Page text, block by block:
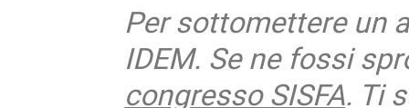
Per sottomettere un
IDEM. Se ne fossi
congresso SISFA. Ti